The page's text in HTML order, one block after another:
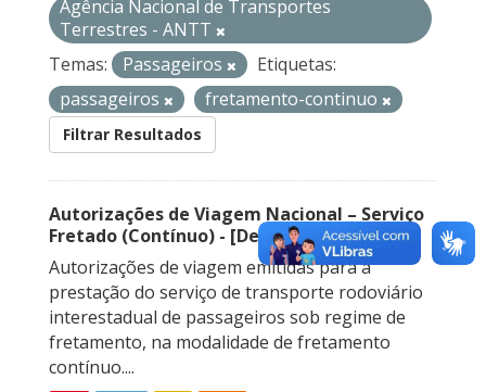
Agência Nacional de Transportes
Terrestres - ANTT
Temas:
Passageiros
Etiquetas:
passageiros
fretamento-continuo
Filtrar Resultados
Autorizações de Viagem Nacional – Serviço
Fretado (Contínuo) - [Descontinuado]
Autorizações de viagem emitidas para a
prestação do serviço de transporte rodoviário
interestadual de passageiros sob regime de
fretamento, na modalidade de fretamento
contínuo....